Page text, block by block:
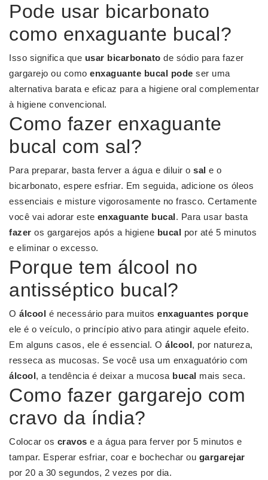
Pode usar bicarbonato
como enxaguante bucal?
Isso significa que usar bicarbonato de sódio para fazer
gargarejo ou como enxaguante bucal pode ser uma
alternativa barata e eficaz para a higiene oral complementar
à higiene convencional.
Como fazer enxaguante
bucal com sal?
Para preparar, basta ferver a água e diluir o sal e o
bicarbonato, espere esfriar. Em seguida, adicione os óleos
essenciais e misture vigorosamente no frasco. Certamente
você vai adorar este enxaguante bucal. Para usar basta
fazer os gargarejos após a higiene bucal por até 5 minutos
e eliminar o excesso.
Porque tem álcool no
antisséptico bucal?
O álcool é necessário para muitos enxaguantes porque
ele é o veículo, o princípio ativo para atingir aquele efeito.
Em alguns casos, ele é essencial. O álcool, por natureza,
resseca as mucosas. Se você usa um enxaguatório com
álcool, a tendência é deixar a mucosa bucal mais seca.
Como fazer gargarejo com
cravo da índia?
Colocar os cravos e a água para ferver por 5 minutos e
tampar. Esperar esfriar, coar e bochechar ou gargarejar
por 20 a 30 segundos, 2 vezes por dia.